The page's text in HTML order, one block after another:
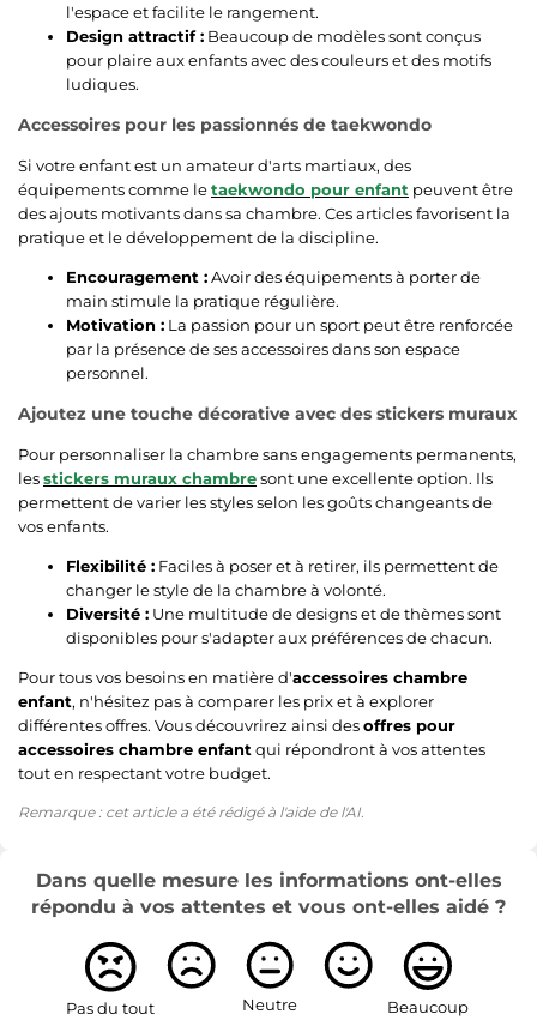
l'espace et facilite le rangement.
Design attractif : Beaucoup de modèles sont conçus
pour plaire aux enfants avec des couleurs et des motifs
ludiques.
Accessoires pour les passionnés de taekwondo
Si votre enfant est un amateur d'arts martiaux, des
équipements comme letaekwondo pour enfant peuvent être
des ajouts motivants dans sa chambre. Ces articles favorisent la
pratique et le développement de la discipline.
Encouragement :Avoir des équipements à porter de
main stimule la pratique régulière.
Motivation : La passion pour un sport peut être renforcée
par la présence de ses accessoires dans son espace
personnel.
Ajoutez une touche décorative avec des stickers muraux
Pour personnaliser la chambre sans engagements permanents,
lesstickers muraux chambresont une excellente option. Ils
permettent de varier les styles selon les goûts changeants de
vos enfants.
Flexibilité : Faciles à poser et à retirer, ils permettent de
changer le style de la chambre à volonté.
Diversité : Une multitude de designs et de thèmes sont
disponibles pour s'adapter aux préférences de chacun.
Pour tous vos besoins en matière d'accessoires chambre
enfant, n'hésitez pas à comparer les prix et à explorer
différentes offres. Vous découvrirez ainsi desoffres pour
accessoires chambre enfant qui répondront à vos attentes
tout en respectant votre budget.
Remarque : cet article a été rédigé à l'aide de l'AI.
Dans quelle mesure les informations ont-elles
répondu à vos attentes et vous ont-elles aidé ?
Pas du tout Neutre Beaucoup